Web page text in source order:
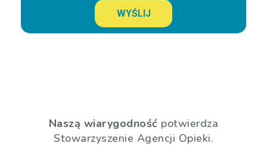
WYŚLIJ
Naszą wiarygodność potwierdza
Stowarzyszenie Agencji Opieki.